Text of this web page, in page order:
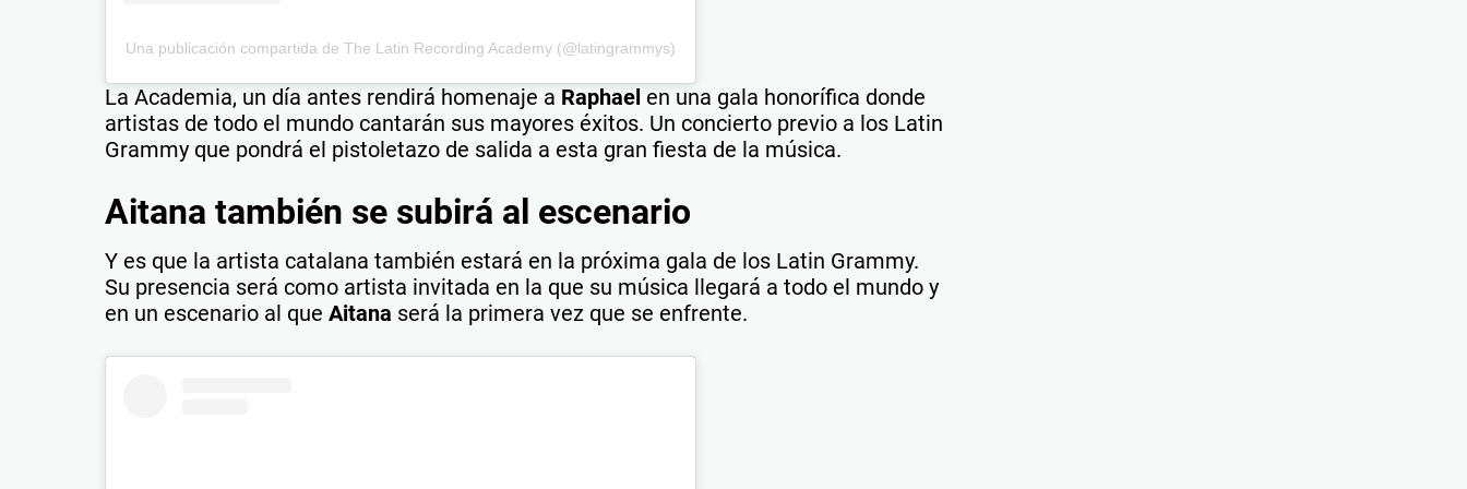
Una publicación compartida de The Latin Recording Academy (@latingrammys)
La Academia, un día antes rendirá homenaje a Raphael en una gala honorífica donde
artistas de todo el mundo cantarán sus mayores éxitos. Un concierto previo a los Latin
Grammy que pondrá el pistoletazo de salida a esta gran fiesta de la música.
Aitana también se subirá al escenario
Y es que la artista catalana también estará en la próxima gala de los Latin Grammy.
Su presencia será como artista invitada en la que su música llegará a todo el mundo y
en un escenario al que Aitana será la primera vez que se enfrente.